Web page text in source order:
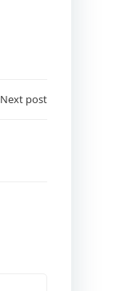
Next post